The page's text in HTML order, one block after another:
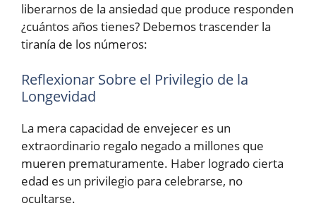
liberarnos de la ansiedad que produce responden
¿cuántos años tienes? Debemos trascender la
tiranía de los números:
Reflexionar Sobre el Privilegio de la
Longevidad
La mera capacidad de envejecer es un
extraordinario regalo negado a millones que
mueren prematuramente. Haber logrado cierta
edad es un privilegio para celebrarse, no
ocultarse.